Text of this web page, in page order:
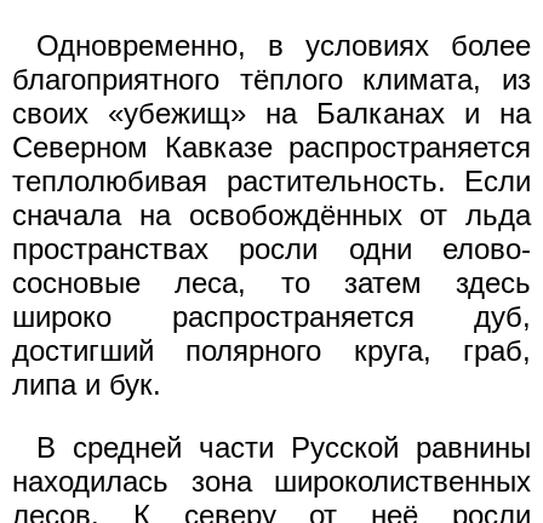
Одновременно, в условиях более
благоприятного тёплого климата, из
своих «убежищ» на Балканах и на
Северном Кавказе распространяется
теплолюбивая растительность. Если
сначала на освобождённых от льда
пространствах росли одни елово-
сосновые леса, то затем здесь
широко распространяется дуб,
достигший полярного круга, граб,
липа и бук.
В средней части Русской равнины
находилась зона широколиственных
лесов. К северу от неё росли